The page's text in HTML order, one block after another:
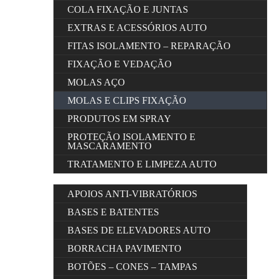
COLA FIXAÇÃO E JUNTAS
EXTRAS E ACESSÓRIOS AUTO
FITAS ISOLAMENTO – REPARAÇÃO
FIXAÇÃO E VEDAÇÃO
MOLAS AÇO
MOLAS E CLIPS FIXAÇÃO
PRODUTOS EM SPRAY
PROTEÇÃO ISOLAMENTO E
MASCARAMENTO
TRATAMENTO E LIMPEZA AUTO
APOIOS ANTI-VIBRATÓRIOS
BASES E BATENTES
BASES DE ELEVADORES AUTO
BORRACHA PAVIMENTO
BOTÕES – CONES – TAMPAS